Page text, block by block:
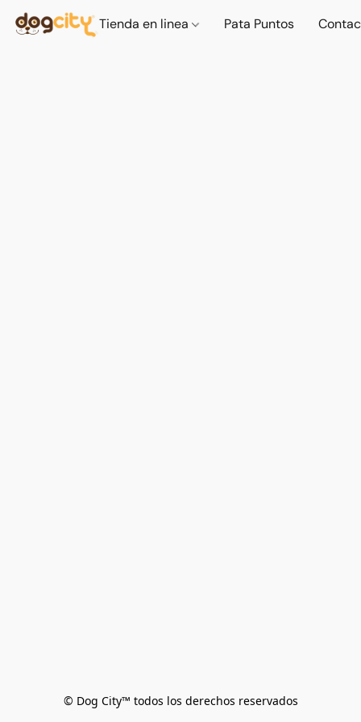
Tienda en linea Pata Puntos
© Dog City™ todos los derechos reservados